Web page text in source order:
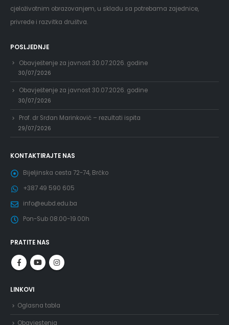
cjeloživotnim obrazovanjem, u skladu sa potrebama zajednice,
privrede i razvitka društva.
POSLJEDNJE
Obavještenje za javnost 30.07.2026. godine
30/07/2026
Obavještenje za javnost 30.07.2026. godine
30/07/2026
Prof. dr Srđan Marinković – rezultati ispita
29/07/2026
KONTAKTIRAJTE NAS
Bijeljinska cesta 72-74, Brčko
+387 49 590 605
info@eubd.edu.ba
Pon-Sub 08.00-19.00h
PRATITE NAS
LINKOVI
Oglasna tabla
Obavjestenja